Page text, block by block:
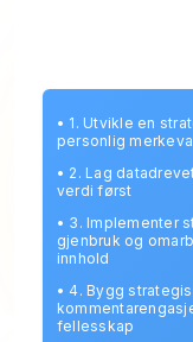
• 1. Utvikle en
personlig
• 2. Lag
verdi først
• 3. Implementer
gjenbruk og
innhold
• 4. Bygg
fellesskap